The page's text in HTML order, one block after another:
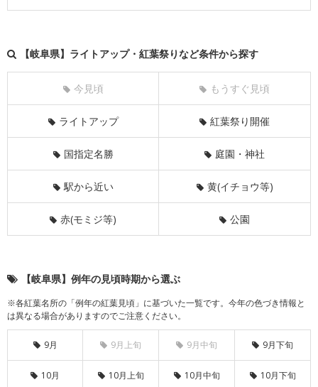
【岐阜県】ライトアップ・紅葉祭りなど条件から探す
今見頃 もうすぐ見頃
ライトアップ 紅葉祭り開催
国指定名勝 庭園・神社
駅から近い 黄(イチョウ等)
赤(モミジ等) 公園
【岐阜県】例年の見頃時期から選ぶ
※各紅葉名所の「例年の紅葉見頃」に基づいた一覧です。今年の色づき情報と
は異なる場合がありますのでご注意ください。
9月 9月上旬 9月中旬 9月下旬
10月 10月上旬 10月中旬 10月下旬